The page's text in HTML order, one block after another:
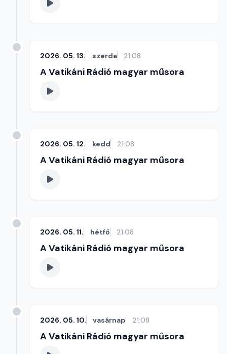
2026. 05. 13. szerda 21:08
A Vatikáni Rádió magyar műsora
2026. 05. 12. kedd 21:08
A Vatikáni Rádió magyar műsora
2026. 05. 11. hétfő 21:08
A Vatikáni Rádió magyar műsora
2026. 05. 10. vasárnap 21:08
A Vatikáni Rádió magyar műsora